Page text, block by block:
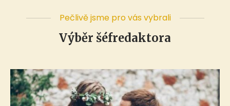
Pečlivě jsme pro vás vybrali
Výběr šéfredaktora